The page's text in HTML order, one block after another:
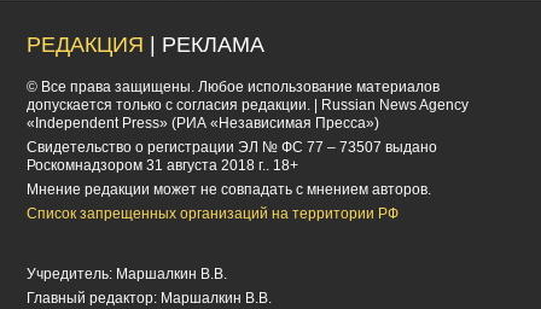
РЕДАКЦИЯ | РЕКЛАМА
© Все права защищены. Любое использование материалов
допускается только с согласия редакции. | Russian News Agency
«Independent Press» (РИА «Независимая Пресса»)
Cвидетельство о регистрации ЭЛ № ФС 77 – 73507 выдано
Роскомнадзором 31 августа 2018 г.. 18+
Мнение редакции может не совпадать с мнением авторов.
Список запрещенных организаций на территории РФ
Учредитель: Маршалкин В.В.
Главный редактор: Маршалкин В.В.